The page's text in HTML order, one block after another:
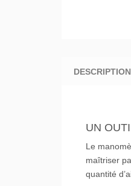
DESCRIPTION
UN
Le
maîtriser
quantité